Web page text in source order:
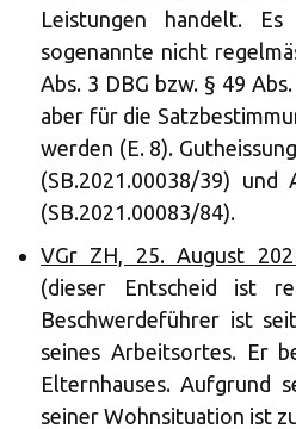
Leistungen handelt.
sogenannte nicht
Abs. 3 DBG bzw. § 49
aber für die
werden (E. 8).
(SB.2021.00038/39)
(SB.2021.00083/84).
VGr ZH, 25. August
(dieser Entscheid ist
Beschwerdeführer ist
seines Arbeitsortes. Er
Elternhauses. Aufgrund
seiner Wohnsituation ist